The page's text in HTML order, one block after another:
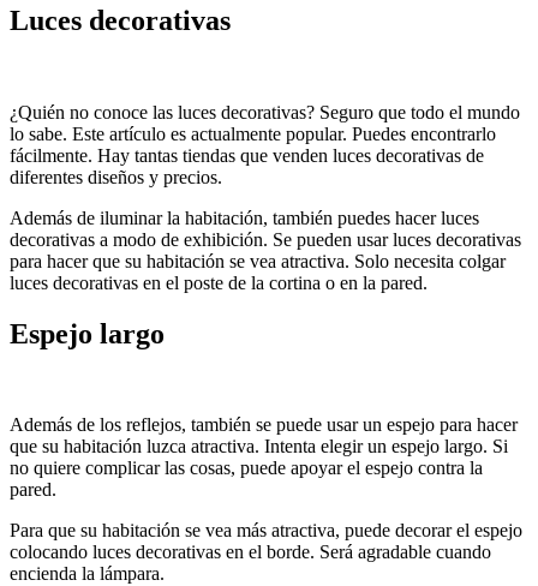
Luces decorativas
¿Quién no conoce las luces decorativas? Seguro que todo el mundo
lo sabe. Este artículo es actualmente popular. Puedes encontrarlo
fácilmente. Hay tantas tiendas que venden luces decorativas de
diferentes diseños y precios.
Además de iluminar la habitación, también puedes hacer luces
decorativas a modo de exhibición. Se pueden usar luces decorativas
para hacer que su habitación se vea atractiva. Solo necesita colgar
luces decorativas en el poste de la cortina o en la pared.
Espejo largo
Además de los reflejos, también se puede usar un espejo para hacer
que su habitación luzca atractiva. Intenta elegir un espejo largo. Si
no quiere complicar las cosas, puede apoyar el espejo contra la
pared.
Para que su habitación se vea más atractiva, puede decorar el espejo
colocando luces decorativas en el borde. Será agradable cuando
encienda la lámpara.